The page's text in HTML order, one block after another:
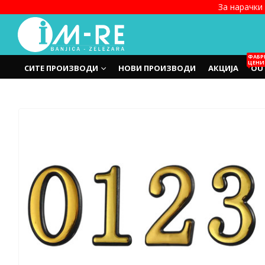
За
СИТЕ ПРОИЗВОДИ НОВИ ПРОИЗВОДИ АКЦИЈА
ЦЕНИ